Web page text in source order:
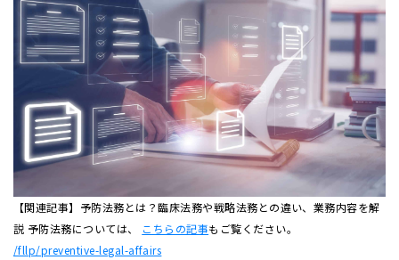
【関連記事】予防法務とは？臨床法務や戦略法務との違い、業務内容を解
説 予防法務については、
こちらの記事もご覧ください。
/fllp/preventive-legal-affairs